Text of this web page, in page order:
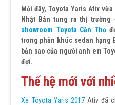
Mới đây, Toyota Yaris Ativ
Nhật Bản tung ra thị
showroom Toyota Cần Thơ
trong phân khúc sedan hạng
bản sao của người anh em
đợi.
Thế hệ mới với
Xe Toyota Yaris 2017 Ativ đã